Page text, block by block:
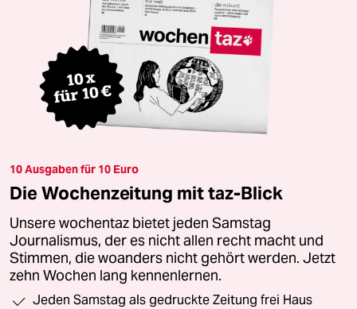
10 Ausgaben für 10 Euro
Die Wochenzeitung mit taz-Blick
Unsere wochentaz bietet jeden Samstag
Journalismus, der es nicht allen recht macht und
Stimmen, die woanders nicht gehört werden. Jetzt
zehn Wochen lang kennenlernen.
Jeden Samstag als gedruckte Zeitung frei Haus